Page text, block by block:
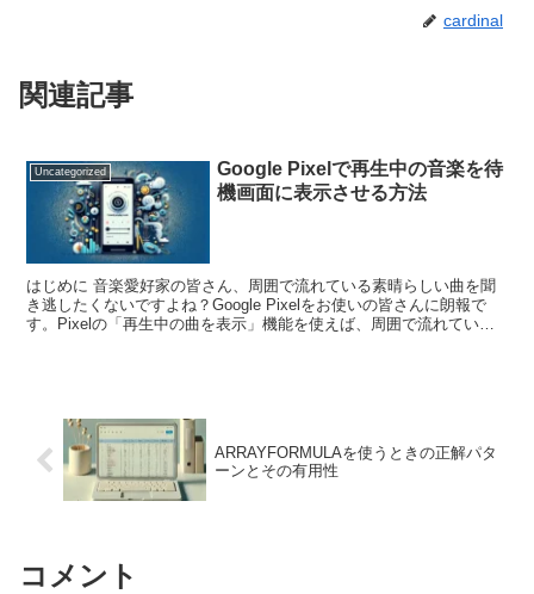
cardinal
関連記事
Uncategorized
Google Pixelで再生中の音楽を待
機画面に表示させる方法
はじめに 音楽愛好家の皆さん、周囲で流れている素晴らしい曲を聞
き逃したくないですよね？Google Pixelをお使いの皆さんに朗報で
す。Pixelの「再生中の曲を表示」機能を使えば、周囲で流れている
ARRAYFORMULAを使うときの正解パタ
ーンとその有用性
コメント